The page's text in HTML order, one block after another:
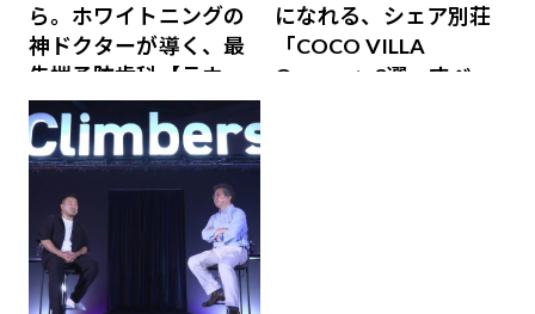
ら。ホワイトニングの
神ドクターが導く、最
先端予防歯科【ラウン
ジ会員特典あり】
になれる、シェア別荘
「COCO VILLA
Owners」3選。すべて